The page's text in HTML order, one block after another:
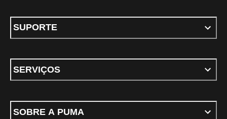
SUPORTE
SERVIÇOS
SOBRE A PUMA